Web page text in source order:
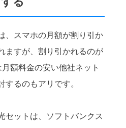
、スマホの月額が割り引か
ますが、割り引かれるのが
額料金の安い他社ネット
するのもアリです。
セットは、ソフトバンクス